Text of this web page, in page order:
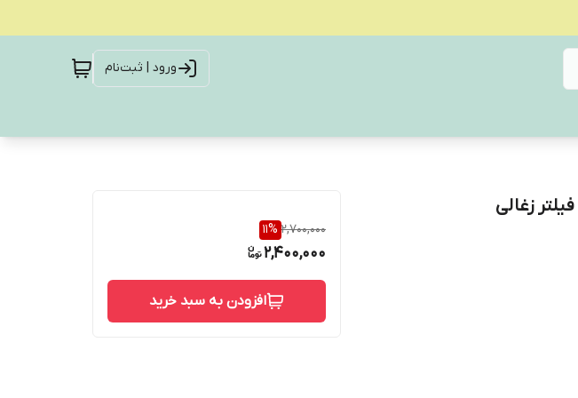
ورود | ثبت‌نام
2,700,000
11%
2,400,000
افزودن به سبد خرید